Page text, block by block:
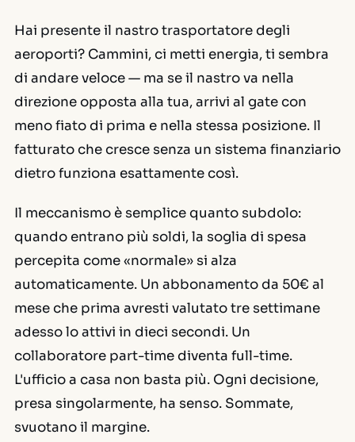
Hai presente il nastro trasportatore degli
aeroporti? Cammini, ci metti energia, ti sembra
di andare veloce — ma se il nastro va nella
direzione opposta alla tua, arrivi al gate con
meno fiato di prima e nella stessa posizione. Il
fatturato che cresce senza un sistema finanziario
dietro funziona esattamente così.
Il meccanismo è semplice quanto subdolo:
quando entrano più soldi, la soglia di spesa
percepita come «normale» si alza
automaticamente. Un abbonamento da 50€ al
mese che prima avresti valutato tre settimane
adesso lo attivi in dieci secondi. Un
collaboratore part-time diventa full-time.
L'ufficio a casa non basta più. Ogni decisione,
presa singolarmente, ha senso. Sommate,
svuotano il margine.